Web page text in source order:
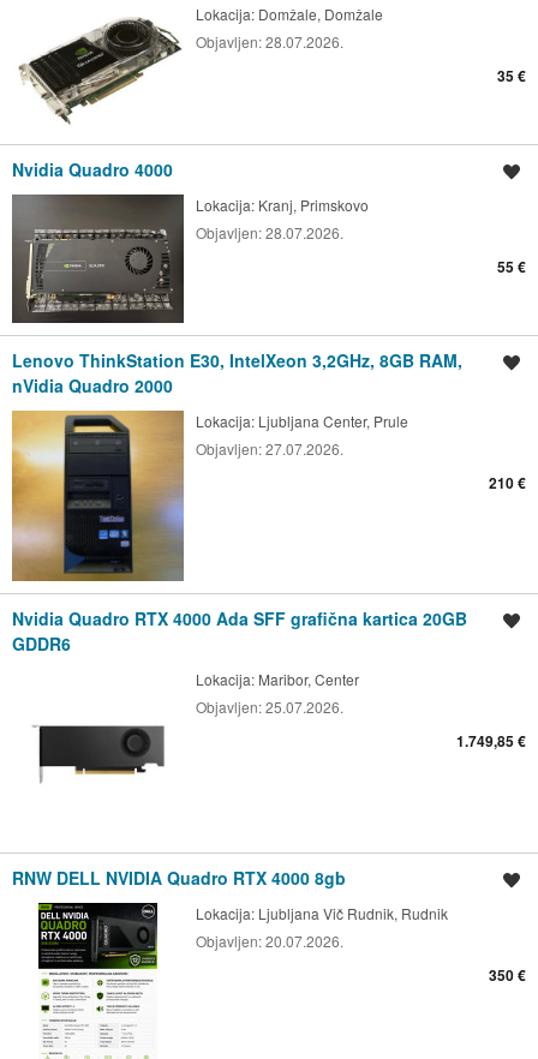
Lokacija: Domžale, Domžale
Objavljen:28.07.2026.
35 €
Nvidia Quadro 4000
Lokacija: Kranj, Primskovo
Objavljen:28.07.2026.
55 €
Lenovo ThinkStation E30, IntelXeon 3,2GHz, 8GB RAM,
nVidia Quadro 2000
Lokacija: Ljubljana Center, Prule
Objavljen:27.07.2026.
210 €
Nvidia Quadro RTX 4000 Ada SFF grafična kartica 20GB
GDDR6
Lokacija: Maribor, Center
Objavljen:25.07.2026.
1.749,85 €
RNW DELL NVIDIA Quadro RTX 4000 8gb
Lokacija: Ljubljana Vič Rudnik, Rudnik
Objavljen:20.07.2026.
350 €